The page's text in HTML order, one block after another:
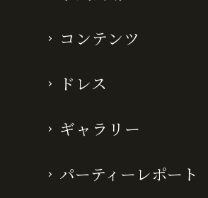
コンテンツ
ドレス
ギャラリー
パーティーレポート